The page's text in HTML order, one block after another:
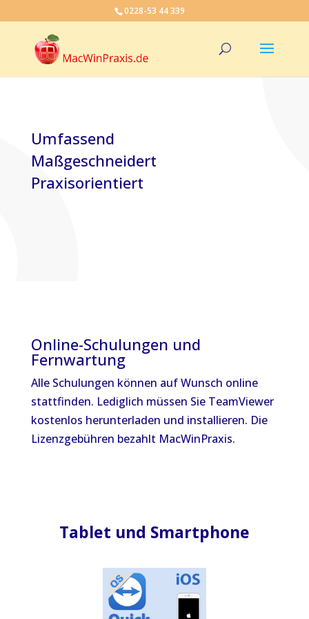
0228-53 44 339
Umfassend
Maßgeschneidert
Praxisorientiert
Online-Schulungen und
Fernwartung
Alle Schulungen können auf Wunsch online
stattfinden. Lediglich müssen Sie TeamViewer
kostenlos herunterladen und installieren. Die
Lizenzgebühren bezahlt MacWinPraxis.
Tablet und Smartphone